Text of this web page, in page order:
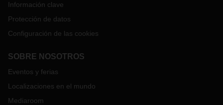
Información clave
Protección de datos
Configuración de las cookies
SOBRE NOSOTROS
Eventos y ferias
Localizaciones en el mundo
Mediaroom